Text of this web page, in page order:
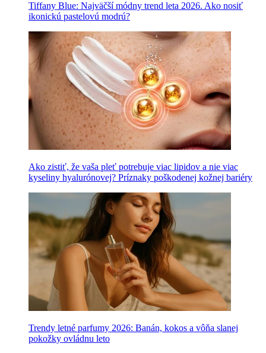
Tiffany Blue: Najväčší módny trend leta 2026. Ako nosiť
ikonickú pastelovú modrú?
Ako zistiť, že vaša pleť potrebuje viac lipidov a nie viac
kyseliny hyalurónovej? Príznaky poškodenej kožnej bariéry
Trendy letné parfumy 2026: Banán, kokos a vôňa slanej
pokožky ovládnu leto